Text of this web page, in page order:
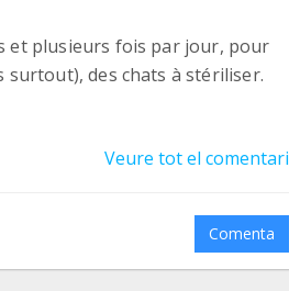
et plusieurs fois par jour, pour
surtout), des chats à stériliser.
Veure tot el comentari
Comenta